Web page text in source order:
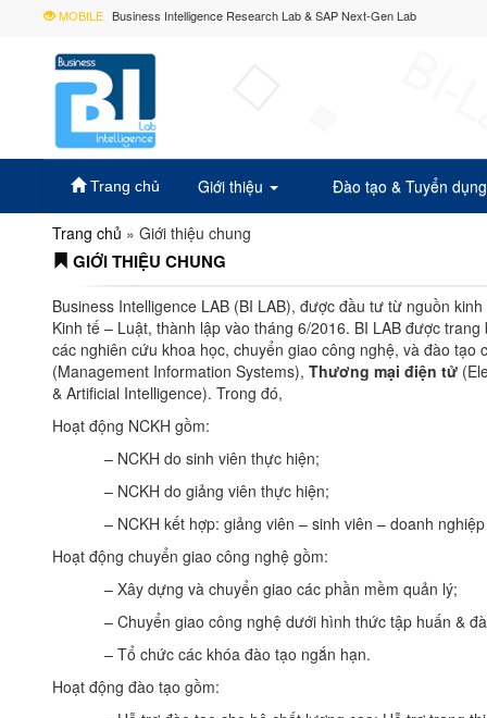
MOBILE Business Intelligence Research Lab & SAP Next-Gen Lab
Trang chủ Giới thiệu Đào tạo & Tuyển
Trang chủ » Giới thiệu chung
GIỚI THIỆU CHUNG
Business Intelligence LAB (BI LAB), được đầu tư từ nguồn
Kinh tế – Luật, thành lập vào tháng 6/2016. BI LAB được
các nghiên cứu khoa học, chuyển giao công nghệ, và đào
(Management Information Systems), Thương mại điện tử
& Artificial Intelligence). Trong đó,
Hoạt động NCKH gồm:
– NCKH do sinh viên thực hiện;
– NCKH do giảng viên thực hiện;
– NCKH kết hợp: giảng viên – sinh viên – doanh nghiệp
Hoạt động chuyển giao công nghệ gồm:
– Xây dựng và chuyển giao các phần mềm quản lý;
– Chuyển giao công nghệ dưới hình thức tập huấn &
– Tổ chức các khóa đào tạo ngắn hạn.
Hoạt động đào tạo gồm: